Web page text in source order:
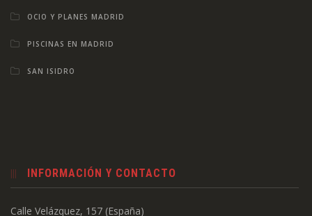
OCIO Y PLANES MADRID
PISCINAS EN MADRID
SAN ISIDRO
INFORMACIÓN Y CONTACTO
Calle Velázquez, 157 (España)